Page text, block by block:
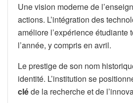
Une vision moderne de
actions. L’intégration des
améliore l’expérience étudiante
l’année, y compris en avril.
Le prestige de son nom
identité. L’institution se
cléde la recherche et de